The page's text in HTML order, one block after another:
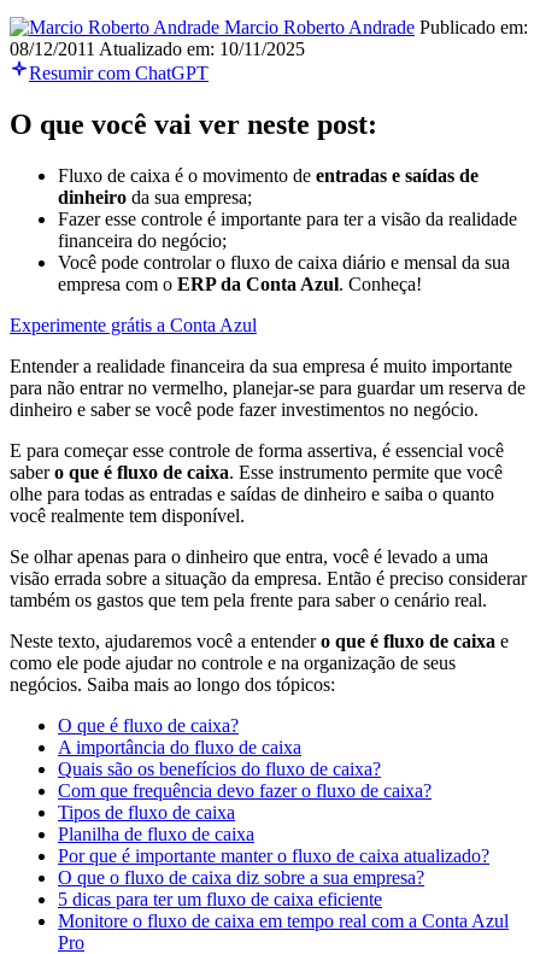
Marcio Roberto Andrade Publicado em:
08/12/2011 Atualizado em: 10/11/2025
Resumir com ChatGPT
O que você vai ver neste post:
Fluxo de caixa é o movimento de entradas e saídas de
dinheiro da sua empresa;
Fazer esse controle é importante para ter a visão da realidade
financeira do negócio;
Você pode controlar o fluxo de caixa diário e mensal da sua
empresa com o ERP da Conta Azul. Conheça!
Experimente grátis a Conta Azul
Entender a realidade financeira da sua empresa é muito importante
para não entrar no vermelho, planejar-se para guardar um reserva de
dinheiro e saber se você pode fazer investimentos no negócio.
E para começar esse controle de forma assertiva, é essencial você
sabero que é fluxo de caixa. Esse instrumento permite que você
olhe para todas as entradas e saídas de dinheiro e saiba o quanto
você realmente tem disponível.
Se olhar apenas para o dinheiro que entra, você é levado a uma
visão errada sobre a situação da empresa. Então é preciso considerar
também os gastos que tem pela frente para saber o cenário real.
Neste texto, ajudaremos você a entendero que é fluxo de caixa e
como ele pode ajudar no controle e na organização de seus
negócios. Saiba mais ao longo dos tópicos:
O que é fluxo de caixa?
A importância do fluxo de caixa
Quais são os benefícios do fluxo de caixa?
Com que frequência devo fazer o fluxo de caixa?
Tipos de fluxo de caixa
Planilha de fluxo de caixa
Por que é importante manter o fluxo de caixa atualizado?
O que o fluxo de caixa diz sobre a sua empresa?
5 dicas para ter um fluxo de caixa eficiente
Monitore o fluxo de caixa em tempo real com a Conta Azul
Pro